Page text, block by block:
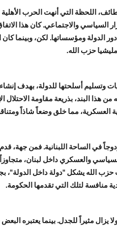
الطائف، اللحظة التي أنهت الحرب
السياسي والاجتماعي. كان هذا
الدولة ومؤسساتها. لكن، وبينما
حزب الله.
وتسليم أسلحتها للدولة، بهدف
من هذا البند، بذريعة مقاومة
العسكرية، مما خلق وضعاً شاذاً
في الساحة اللبنانية. فمن جهة،
والعسكري داخل لبنان، متجاوزاً
الله يشكل "دولة داخل الدولة"،
منافسة لتلك التي تقدمها الحكومة.
يزال مثيراً للجدل. بينما يعتبره